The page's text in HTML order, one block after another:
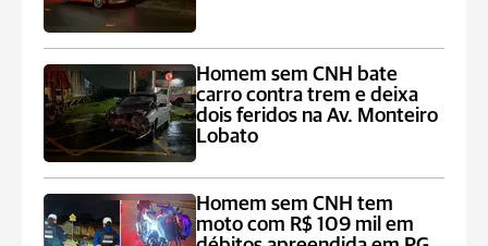
Homem sem CNH bate
carro contra trem e deixa
dois feridos na Av. Monteiro
Lobato
Homem sem CNH tem
moto com R$ 109 mil em